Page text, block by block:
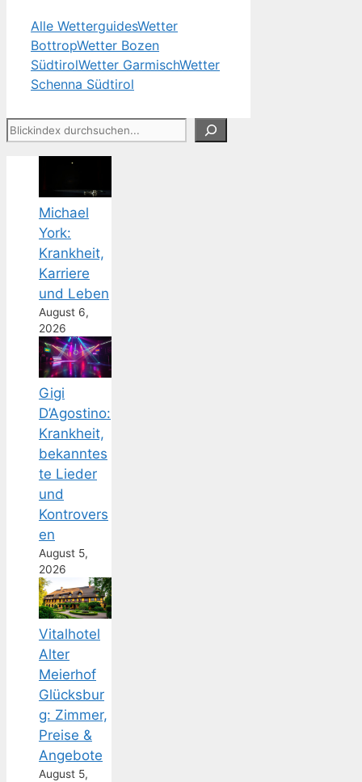
Alle WetterguidesWetter
BottropWetter Bozen
SüdtirolWetter GarmischWetter
Schenna Südtirol
Suchen
Michael
York:
Krankheit,
Karriere
und Leben
August 6,
2026
Gigi
D’Agostino:
Krankheit,
bekanntes
te Lieder
und
Kontrovers
en
August 5,
2026
Vitalhotel
Alter
Meierhof
Glücksbur
g: Zimmer,
Preise &
Angebote
August 5,